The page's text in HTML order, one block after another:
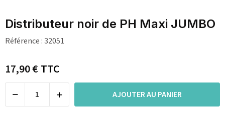
Distributeur noir de PH Maxi JUMBO
Référence :32051
17,90 €TTC
AJOUTER AU PANIER